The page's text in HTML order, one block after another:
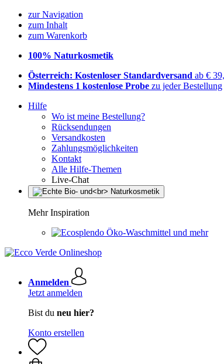
zur Navigation
zum Inhalt
zum Warenkorb
100% Naturkosmetik
Österreich: Kostenloser Standardversand ab €
Mindestens 1 kostenlose Probe zu jeder Bestellung
Hilfe
Wo ist meine Bestellung?
Rücksendungen
Versandkosten
Zahlungsmöglichkeiten
Kontakt
Alle Hilfe-Themen
Live-Chat
Mehr Inspiration
Öko-Waschmittel und mehr
Anmelden
Jetzt anmelden
Bist du neu hier?
Konto erstellen